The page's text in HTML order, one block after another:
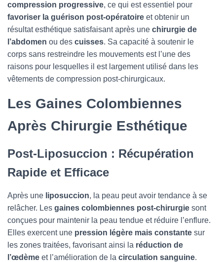
compression progressive, ce qui est essentiel pour
favoriser la guérison post-opératoire et obtenir un
résultat esthétique satisfaisant après une chirurgie de
l’abdomen ou des cuisses. Sa capacité à soutenir le
corps sans restreindre les mouvements est l’une des
raisons pour lesquelles il est largement utilisé dans les
vêtements de compression post-chirurgicaux.
Les Gaines Colombiennes
Après Chirurgie Esthétique
Post-Liposuccion : Récupération
Rapide et Efficace
Après une liposuccion, la peau peut avoir tendance à se
relâcher. Les gaines colombiennes post-chirurgie sont
conçues pour maintenir la peau tendue et réduire l’enflure.
Elles exercent une pression légère mais constante sur
les zones traitées, favorisant ainsi la réduction de
l’œdème et l’amélioration de la circulation sanguine.